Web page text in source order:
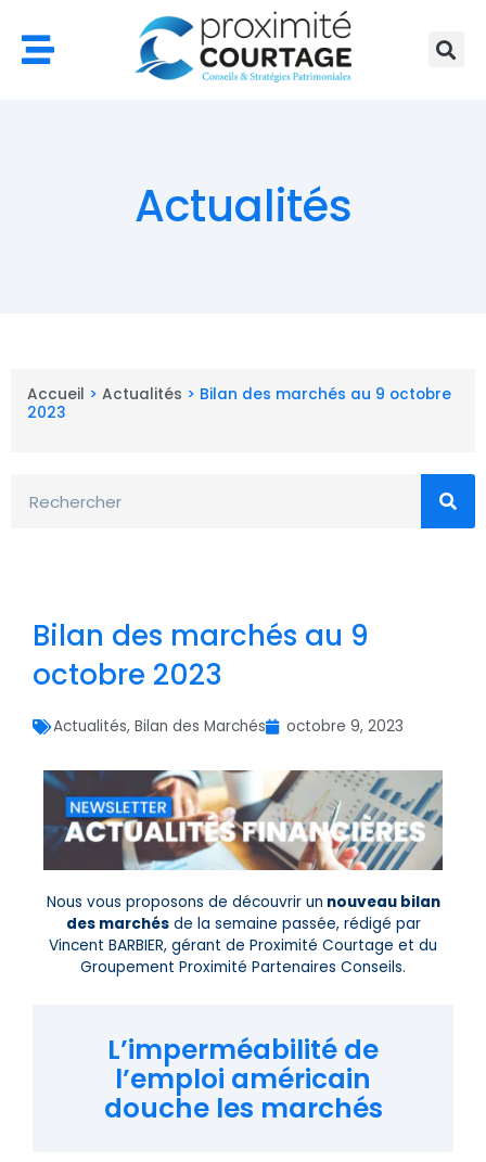
contenu
Actualités
Accueil > Actualités > Bilan des marchés au 9 octobre
2023
Bilan des marchés au 9
octobre 2023
Actualités, Bilan des Marchés octobre 9, 2023
Nous vous proposons de découvrir un nouveau bilan
des marchésde la semaine passée, rédigé par
Vincent BARBIER, gérant de Proximité Courtage et du
Groupement Proximité Partenaires Conseils.
L’imperméabilité de
l’emploi américain
douche les marchés